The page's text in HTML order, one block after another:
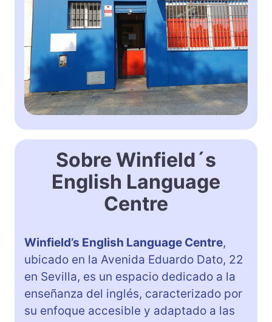
Sobre Winfield´s
English Language
Centre
Winfield’s English Language Centre,
ubicado en la Avenida Eduardo Dato, 22
en Sevilla, es un espacio dedicado a la
enseñanza del inglés, caracterizado por
su enfoque accesible y adaptado a las